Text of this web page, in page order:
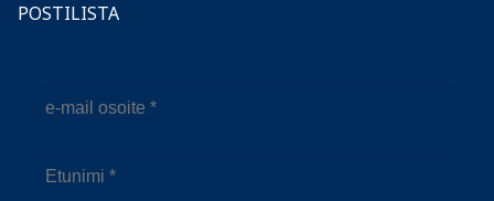
POSTILISTA